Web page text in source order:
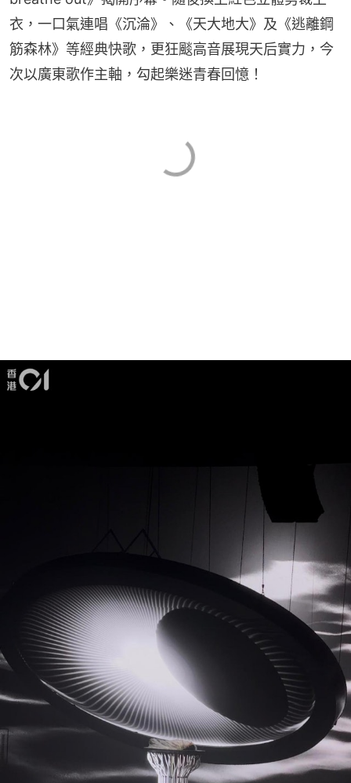
衣，一口氣連唱《沉淪》、《天大地大》及《逃離鋼
筋森林》等經典快歌，更狂颷高音展現天后實力，今
次以廣東歌作主軸，勾起樂迷青春回憶！